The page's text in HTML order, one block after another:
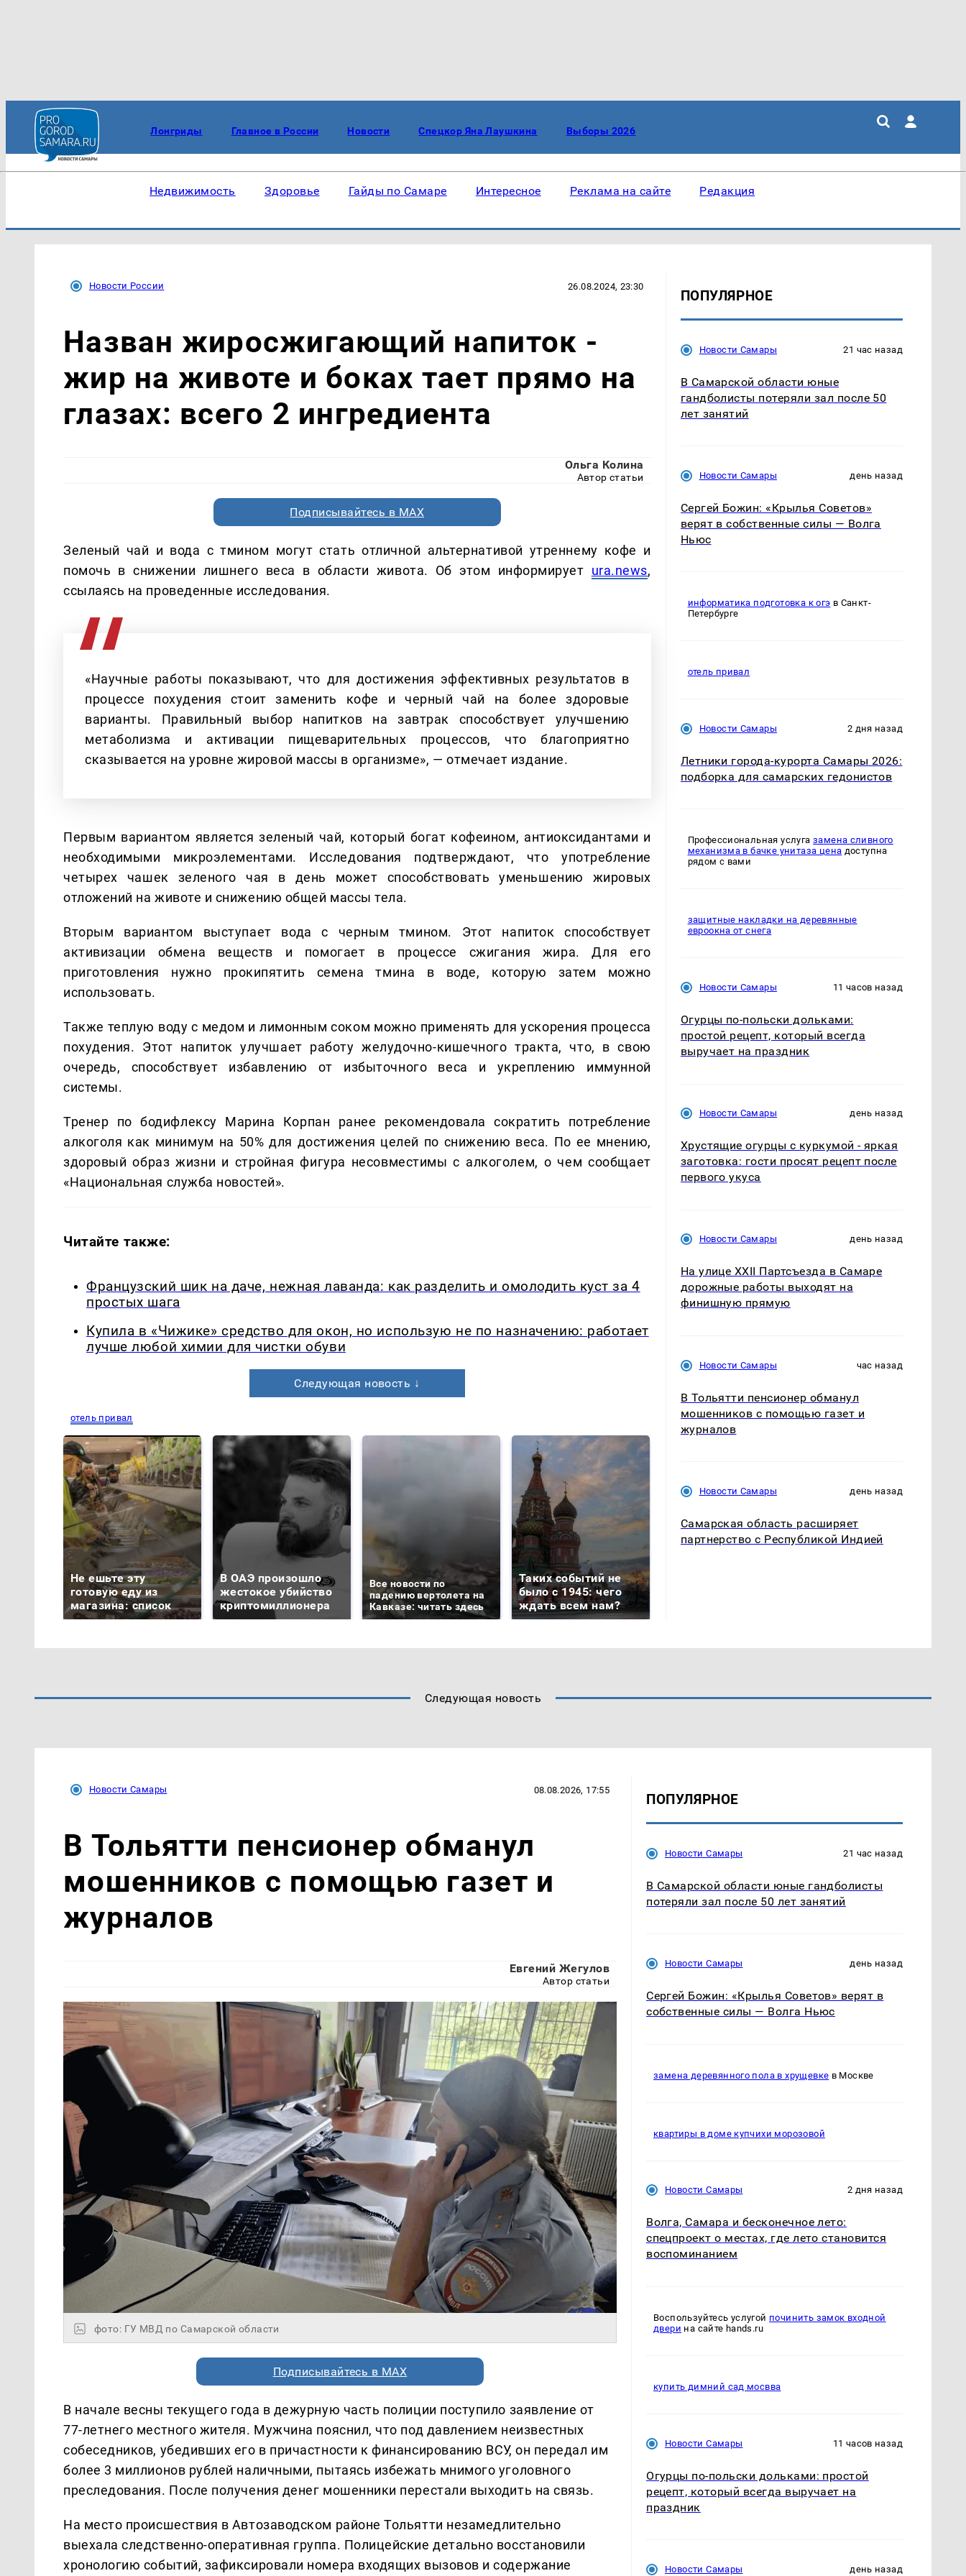
Лонгриды Главное в России Новости Спецкор Яна Лаушкина Выборы 2026
Недвижимость Здоровье Гайды по Самаре Интересное Реклама на сайте Редакция
Новости России 26.08.2024, 23:30
Назван жиросжигающий напиток -
жир на животе и боках тает прямо на
глазах: всего 2 ингредиента
Ольга Колина
Автор статьи
Подписывайтесь в MAX
Зеленый чай и вода с тмином могут стать отличной альтернативой утреннему кофе и
помочь в снижении лишнего веса в области живота. Об этом информирует ura.news,
ссылаясь на проведенные исследования.
«Научные работы показывают, что для достижения эффективных результатов в
процессе похудения стоит заменить кофе и черный чай на более здоровые
варианты. Правильный выбор напитков на завтрак способствует улучшению
метаболизма и активации пищеварительных процессов, что благоприятно
сказывается на уровне жировой массы в организме», — отмечает издание.
Первым вариантом является зеленый чай, который богат кофеином, антиоксидантами и
необходимыми микроэлементами. Исследования подтверждают, что употребление
четырех чашек зеленого чая в день может способствовать уменьшению жировых
отложений на животе и снижению общей массы тела.
Вторым вариантом выступает вода с черным тмином. Этот напиток способствует
активизации обмена веществ и помогает в процессе сжигания жира. Для его
приготовления нужно прокипятить семена тмина в воде, которую затем можно
использовать.
Также теплую воду с медом и лимонным соком можно применять для ускорения процесса
похудения. Этот напиток улучшает работу желудочно-кишечного тракта, что, в свою
очередь, способствует избавлению от избыточного веса и укреплению иммунной
системы.
Тренер по бодифлексу Марина Корпан ранее рекомендовала сократить потребление
алкоголя как минимум на 50% для достижения целей по снижению веса. По ее мнению,
здоровый образ жизни и стройная фигура несовместимы с алкоголем, о чем сообщает
«Национальная служба новостей».
Читайте также:
Французский шик на даче, нежная лаванда: как разделить и омолодить куст за 4
простых шага
Купила в «Чижике» средство для окон, но использую не по назначению: работает
лучше любой химии для чистки обуви
Следующая новость ↓
отель привал
Не ешьте эту
готовую еду из
магазина: список
В ОАЭ произошло
жестокое убийство
криптомиллионера
Все новости по
падению вертолета на
Кавказе: читать здесь
Таких событий не
было с 1945: чего
ждать всем нам?
ПОПУЛЯРНОЕ
Новости Самары 21 час назад
В Самарской области юные
гандболисты потеряли зал после 50
лет занятий
Новости Самары день назад
Сергей Божин: «Крылья Советов»
верят в собственные силы — Волга
Ньюс
информатика подготовка к огэ в Санкт-
Петербурге
отель привал
Новости Самары 2 дня назад
Летники города-курорта Самары 2026:
подборка для самарских гедонистов
Профессиональная услуга замена сливного
механизма в бачке унитаза цена доступна
рядом с вами
защитные накладки на деревянные
евроокна от снега
Новости Самары 11 часов назад
Огурцы по‑польски дольками:
простой рецепт, который всегда
выручает на праздник
Новости Самары день назад
Хрустящие огурцы с куркумой - яркая
заготовка: гости просят рецепт после
первого укуса
Новости Самары день назад
На улице XXII Партсъезда в Самаре
дорожные работы выходят на
финишную прямую
Новости Самары час назад
В Тольятти пенсионер обманул
мошенников с помощью газет и
журналов
Новости Самары день назад
Самарская область расширяет
партнерство с Республикой Индией
Следующая новость
Новости Самары 08.08.2026, 17:55
В Тольятти пенсионер обманул
мошенников с помощью газет и
журналов
Евгений Жегулов
Автор статьи
фото: ГУ МВД по Самарской области
Подписывайтесь в MAX
В начале весны текущего года в дежурную часть полиции поступило заявление от
77-летнего местного жителя. Мужчина пояснил, что под давлением неизвестных
собеседников, убедивших его в причастности к финансированию ВСУ, он передал им
более 3 миллионов рублей наличными, пытаясь избежать мнимого уголовного
преследования. После получения денег мошенники перестали выходить на связь.
На место происшествия в Автозаводском районе Тольятти незамедлительно
выехала следственно-оперативная группа. Полицейские детально восстановили
хронологию событий, зафиксировали номера входящих вызовов и содержание
ПОПУЛЯРНОЕ
Новости Самары 21 час назад
В Самарской области юные гандболисты
потеряли зал после 50 лет занятий
Новости Самары день назад
Сергей Божин: «Крылья Советов» верят в
собственные силы — Волга Ньюс
замена деревянного пола в хрущевке в Москве
квартиры в доме купчихи морозовой
Новости Самары 2 дня назад
Волга, Самара и бесконечное лето:
спецпроект о местах, где лето становится
воспоминанием
Воспользуйтесь услугой починить замок входной
двери на сайте hands.ru
купить димний сад мосвва
Новости Самары 11 часов назад
Огурцы по‑польски дольками: простой
рецепт, который всегда выручает на
праздник
Новости Самары день назад